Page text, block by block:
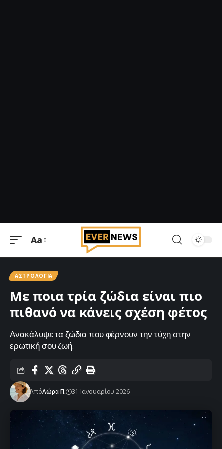
Μεγέθυνση
Aa
ΑΣΤΡΟΛΟΓΊΑ
Με ποια τρία ζώδια είναι πιο
πιθανό να κάνεις σχέση φέτος
Ανακάλυψε τα ζώδια που φέρνουν την τύχη στην
ερωτική σου ζωή.
ΑπόΛώρα Π. 31 Ιανουαρίου 2026